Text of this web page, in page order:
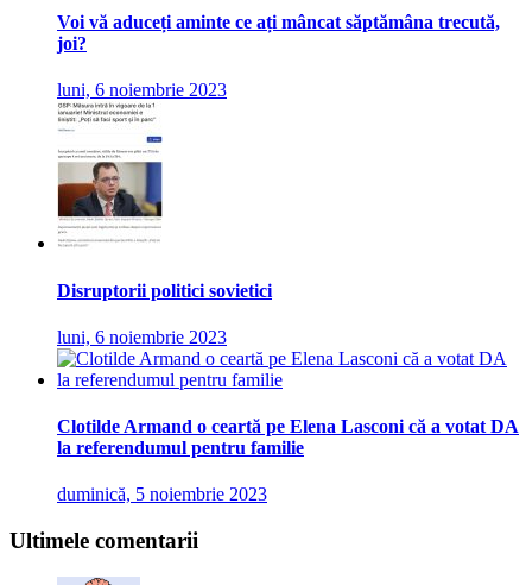
Voi vă aduceți aminte ce ați mâncat săptămâna trecută,
joi?
luni, 6 noiembrie 2023
Disruptorii politici sovietici
luni, 6 noiembrie 2023
Clotilde Armand o ceartă pe Elena Lasconi că a votat DA
la referendumul pentru familie
duminică, 5 noiembrie 2023
Ultimele comentarii